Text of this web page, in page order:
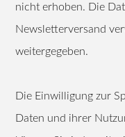
nicht erhoben. Die
Newsletterversand
weitergegeben.
Die Einwilligung zur
Daten und ihrer